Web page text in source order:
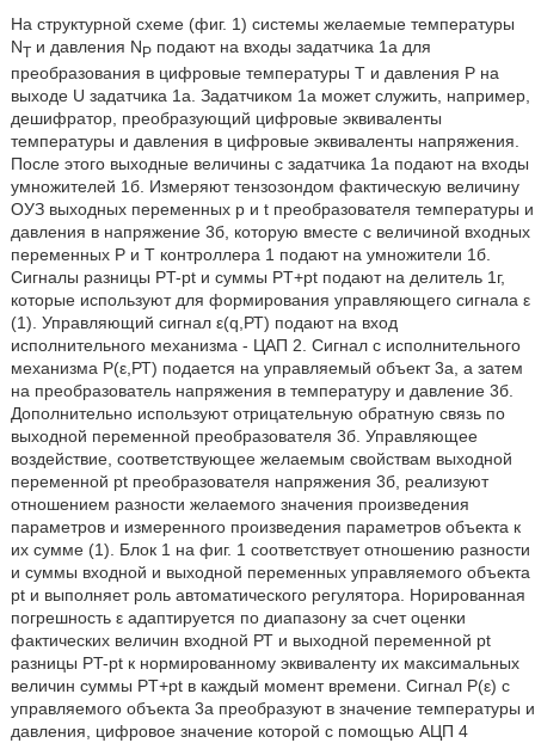
На структурной схеме (фиг. 1) системы желаемые температуры
NTи давления NPподают на входы задатчика 1а для
преобразования в цифровые температуры Т и давления Р на
выходе U задатчика 1а. Задатчиком 1а может служить, например,
дешифратор, преобразующий цифровые эквиваленты
температуры и давления в цифровые эквиваленты напряжения.
После этого выходные величины с задатчика 1а подают на входы
умножителей 1б. Измеряют тензозондом фактическую величину
ОУЗ выходных переменных р и t преобразователя температуры и
давления в напряжение 3б, которую вместе с величиной входных
переменных Р и Т контроллера 1 подают на умножители 1б.
Сигналы разницы PT-pt и суммы PT+pt подают на делитель 1г,
которые используют для формирования управляющего сигнала ε
(1). Управляющий сигнал ε(q,РТ) подают на вход
исполнительного механизма - ЦАП 2. Сигнал с исполнительного
механизма Р(ε,РТ) подается на управляемый объект 3а, а затем
на преобразователь напряжения в температуру и давление 3б.
Дополнительно используют отрицательную обратную связь по
выходной переменной преобразователя 3б. Управляющее
воздействие, соответствующее желаемым свойствам выходной
переменной pt преобразователя напряжения 3б, реализуют
отношением разности желаемого значения произведения
параметров и измеренного произведения параметров объекта к
их сумме (1). Блок 1 на фиг. 1 соответствует отношению разности
и суммы входной и выходной переменных управляемого объекта
pt и выполняет роль автоматического регулятора. Норированная
погрешность ε адаптируется по диапазону за счет оценки
фактических величин входной РТ и выходной переменной pt
разницы PT-pt к нормированному эквиваленту их максимальных
величин суммы PT+pt в каждый момент времени. Сигнал P(ε) с
управляемого объекта 3а преобразуют в значение температуры и
давления, цифровое значение которой с помощью АЦП 4